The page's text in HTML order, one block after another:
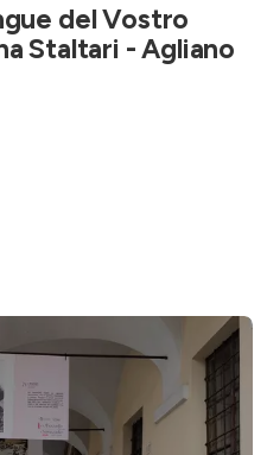
del Vostro
Staltari - Agliano